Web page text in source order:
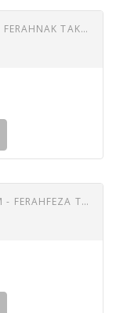
TAMBURI CEMIL BEY - SAVIL TAKSIM - FERAHNAK TAKSIM 78 DEVIR TAŞ PLAK
TAMBURI CEMIL BEY GÜLIZAR TAKSIM - FERAHFEZA TAKSIM 78 DEVIR TAŞ PLAK